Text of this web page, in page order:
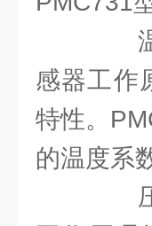
温
感器工作
特性。
的温度系
压